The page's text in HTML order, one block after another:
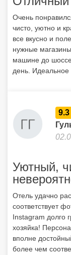
Очень
чисто, уютно и
все вкусно и
нужные
машине до
день.
9.3
Уютный,
Отель удачно
соответствует
Instagram долго
хозяйка!
вполне
более чем